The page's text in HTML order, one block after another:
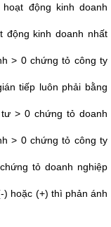
động kinh doanh
kinh doanh nhất
> 0 chứng tỏ công ty
tiếp luôn phải bằng
> 0 chứng tỏ doanh
> 0 chứng tỏ công ty
tỏ doanh nghiệp
) hoặc (+) thì phản ánh